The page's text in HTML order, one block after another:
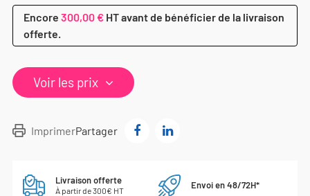
Encore 300,00 € HT avant de bénéficier de la livraison
offerte.
Voir les prix
ImprimerPartager
Livraison offerte
À partir de 300€ HT Envoi en 48/72H*